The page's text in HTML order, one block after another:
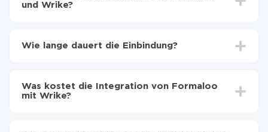
und Wrike?
übertragen
auf Wrike übertragen
Wie lange dauert die Einbindung?
Im Durchschnitt dauert es 10-15 Minuten.
Was kostet die Integration von Formaloo
mit Wrike?